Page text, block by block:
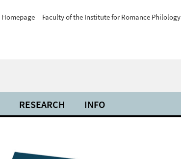
Homepage Faculty of the Institute for Romance Philology
RESEARCH INFO